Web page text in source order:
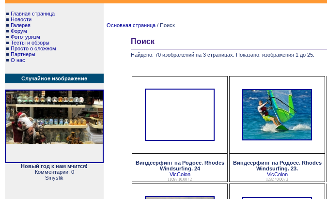
■ Главная страница
■ Новости
■ Галерея
■ Форум
■ Фототуризм
■ Тесты и обзоры
■ Просто о сложном
■ Партнеры
■ О нас
Случайное изображение
Новый год к нам мчится!
Комментарии: 0
Smyslik
Основная страница / Поиск
Поиск
Найдено: 70 изображений на 3 страницах. Показано: изображения 1 до 25.
Виндсёрфинг на Родосе. Rhodes
Windsurfing. 24
VicColon
1109 / 10.00 / 2
Виндсёрфинг на Родосе. Rhodes
Windsurfing. 23.
VicColon
1232 / 0.00 / 2